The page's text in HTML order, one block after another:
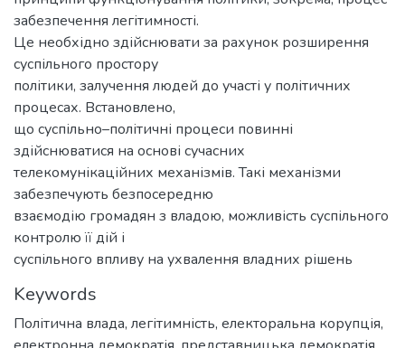
забезпечення легітимності.
Це необхідно здійснювати за рахунок розширення
суспільного простору
політики, залучення людей до участі у політичних
процесах. Встановлено,
що суспільно–політичні процеси повинні
здійснюватися на основі сучасних
телекомунікаційних механізмів. Такі механізми
забезпечують безпосередню
взаємодію громадян з владою, можливість суспільного
контролю її дій і
суспільного впливу на ухвалення владних рішень
Keywords
Політична влада, легітимність, електоральна корупція,